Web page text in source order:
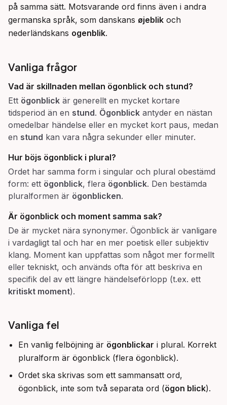
på samma sätt. Motsvarande ord finns även i andra
germanska språk, som danskans øjeblik och
nederländskans ogenblik.
Vanliga frågor
Vad är skillnaden mellan ögonblick och stund?
Ett ögonblick är generellt en mycket kortare
tidsperiod än en stund. Ögonblick antyder en nästan
omedelbar händelse eller en mycket kort paus, medan
en stund kan vara några sekunder eller minuter.
Hur böjs ögonblick i plural?
Ordet har samma form i singular och plural obestämd
form: ett ögonblick, flera ögonblick. Den bestämda
pluralformen är ögonblicken.
Är ögonblick och moment samma sak?
De är mycket nära synonymer. Ögonblick är vanligare
i vardagligt tal och har en mer poetisk eller subjektiv
klang. Moment kan uppfattas som något mer formellt
eller tekniskt, och används ofta för att beskriva en
specifik del av ett längre händelseförlopp (t.ex. ett
kritiskt moment).
Vanliga fel
En vanlig felböjning är ögonblickar i plural. Korrekt
pluralform är ögonblick (flera ögonblick).
Ordet ska skrivas som ett sammansatt ord,
ögonblick, inte som två separata ord (ögon blick).